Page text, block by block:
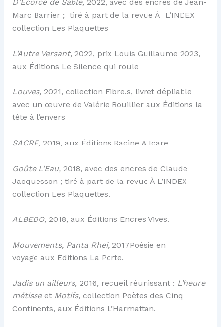
D’Écorce de Sable,2022, avec des encres de Jean-
Marc Barrier ; tiré à part de la revue À L’INDEX
collection Les Plaquettes
L’Autre Versant,2022, prix Louis Guillaume 2023,
aux Éditions Le Silence qui roule
Louves,2021, collection Fibre.s, livret dépliable
avec un œuvre de Valérie Rouillier aux Éditions la
tête à l’envers
SACRE,2019, aux Éditions Racine & Icare.
Goûte L’Eau, 2018, avec des encres de Claude
Jacquesson ; tiré à part de la revue À L’INDEX
collection Les Plaquettes.
ALBEDO, 2018, aux Éditions Encres Vives.
Mouvements, Panta Rhei, 2017Poésie en
voyage aux Éditions La Porte.
Jadis un ailleurs, 2016, recueil réunissant : L’heure
métisse etMotifs, collection Poètes des Cinq
Continents, aux Éditions L’Harmattan.